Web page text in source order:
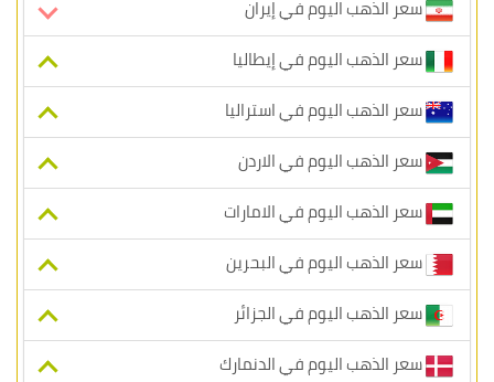
سعر الذهب اليوم في إيران
سعر الذهب اليوم في إيطاليا
سعر الذهب اليوم في استراليا
سعر الذهب اليوم في الاردن
سعر الذهب اليوم في الامارات
سعر الذهب اليوم في البحرين
سعر الذهب اليوم في الجزائر
سعر الذهب اليوم في الدنمارك